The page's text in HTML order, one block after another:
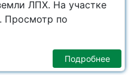
ЛПХ. На участке
Просмотр по
Подробнее